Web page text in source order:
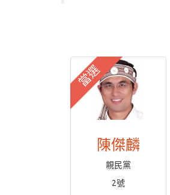
當選
陳傑麟
親民黨
2號